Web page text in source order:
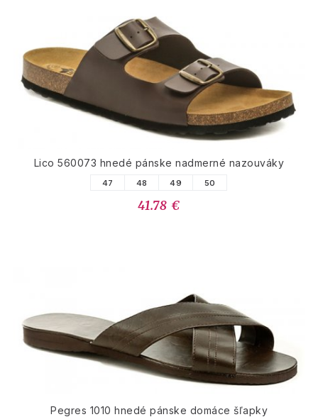
Lico 560073 hnedé pánske nadmerné nazouváky
47 48 49 50
41.78 €
Pegres 1010 hnedé pánske domáce šľapky